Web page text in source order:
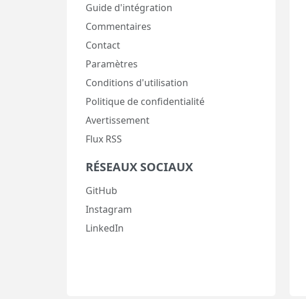
Guide d'intégration
Commentaires
Contact
Paramètres
Conditions d'utilisation
Politique de confidentialité
Avertissement
Flux RSS
RÉSEAUX SOCIAUX
GitHub
Instagram
LinkedIn